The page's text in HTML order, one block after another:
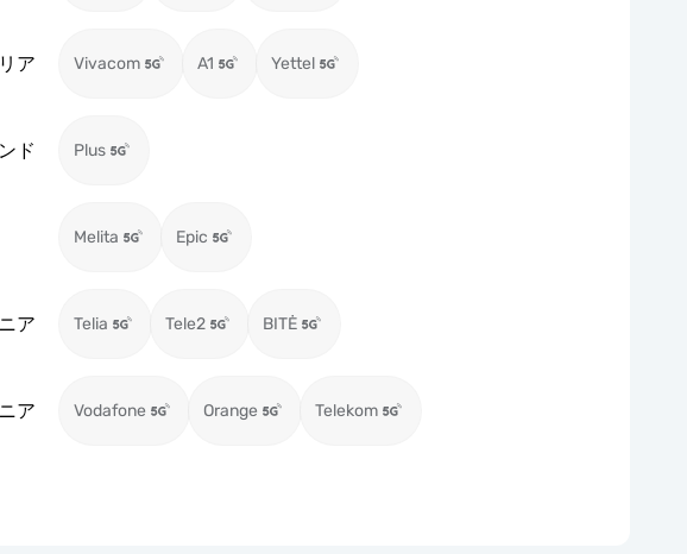
ア Vivacom A1 Yettel
ド Plus
Melita Epic
ア Telia Tele2 BITĖ
ア Vodafone Orange Telekom